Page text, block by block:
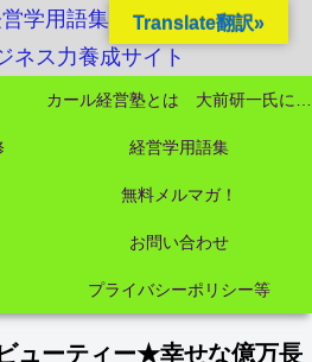
用語集起業独立成功MBA
ネス力養成サイト
経営学用語集
無料メルマガ！
お問い合わせ
プライバシーポリシー等
ューティー★幸せな億万長
Translate翻訳»